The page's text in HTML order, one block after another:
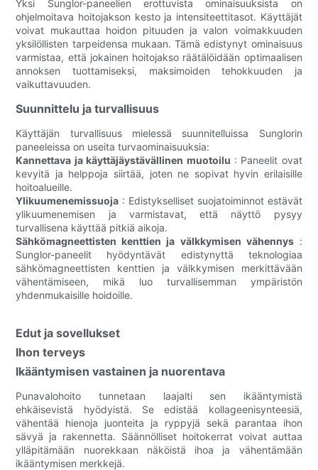
Yksi Sunglor-paneelien erottuvista ominaisuuksista on
ohjelmoitava hoitojakson kesto ja intensiteettitasot. Käyttäjät
voivat mukauttaa hoidon pituuden ja valon voimakkuuden
yksilöllisten tarpeidensa mukaan. Tämä edistynyt ominaisuus
varmistaa, että jokainen hoitojakso räätälöidään optimaalisen
annoksen tuottamiseksi, maksimoiden tehokkuuden ja
vaikuttavuuden.
Suunnittelu ja turvallisuus
Käyttäjän turvallisuus mielessä suunnitelluissa Sunglorin
paneeleissa on useita turvaominaisuuksia:
Kannettava ja käyttäjäystävällinen muotoilu : Paneelit ovat
kevyitä ja helppoja siirtää, joten ne sopivat hyvin erilaisille
hoitoalueille.
Ylikuumenemissuoja : Edistykselliset suojatoiminnot estävät
ylikuumenemisen ja varmistavat, että näyttö pysyy
turvallisena käyttää pitkiä aikoja.
Sähkömagneettisten kenttien ja välkkymisen vähennys:
Sunglor-paneelit hyödyntävät edistynyttä teknologiaa
sähkömagneettisten kenttien ja välkkymisen merkittävään
vähentämiseen, mikä luo turvallisemman ympäristön
yhdenmukaisille hoidoille.
Edut ja sovellukset
Ihon terveys
Ikääntymisen vastainen ja nuorentava
Punavalohoito tunnetaan laajalti sen ikääntymistä
ehkäisevistä hyödyistä. Se edistää kollageenisynteesiä,
vähentää hienoja juonteita ja ryppyjä sekä parantaa ihon
sävyä ja rakennetta. Säännölliset hoitokerrat voivat auttaa
ylläpitämään nuorekkaan näköistä ihoa ja vähentämään
ikääntymisen merkkejä.